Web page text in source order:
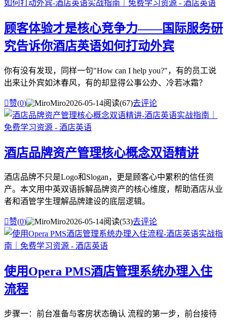
顾客体验才是核心竞争力——国际服务研
究告诉你酒店英语如何打动外宾
你有没有发现，同样一句"How can I help you?"，有的员工说
出来让外宾如沐春风，有的却显得公事公办、冷若冰霜？
赞(0) Miro2026-05-14阅读(67)去评论
酒店品牌资产管理核心概念双语精讲
酒店品牌不只是Logo和Slogan，更是顾客心中累积的信任资
产。本文用中英双语拆解品牌资产的核心维度，帮助酒店从业
者和酒管学生理解品牌建设的底层逻辑。
赞(0) Miro2026-05-14阅读(53)去评论
使用Opera PMS酒店管理系统办理入住
流程
步骤一：前台准备与客房状态确认 流程的第一步，前台接待